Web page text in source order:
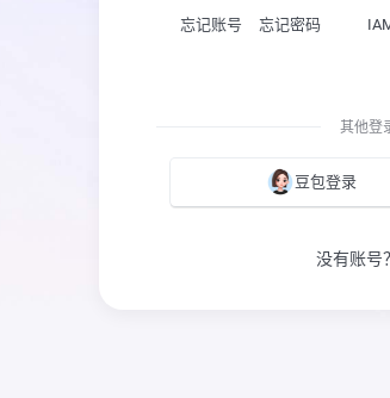
忘记账号 忘记密码
其他登
豆包登录
没有账号？